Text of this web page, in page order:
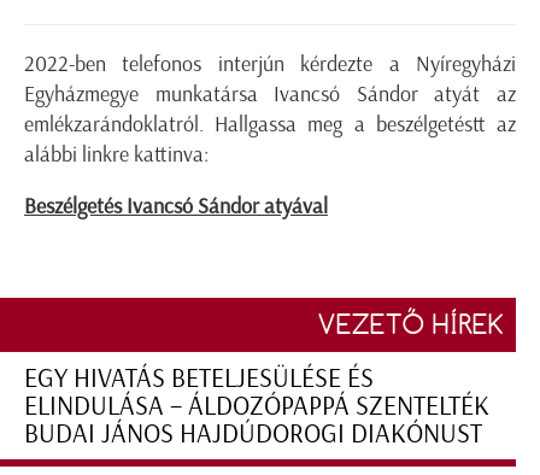
2022-ben telefonos interjún kérdezte a Nyíregyházi
Egyházmegye munkatársa Ivancsó Sándor atyát az
emlékzarándoklatról. Hallgassa meg a beszélgetéstt az
alábbi linkre kattinva:
Beszélgetés Ivancsó Sándor atyával
VEZETŐ HÍREK
EGY HIVATÁS BETELJESÜLÉSE ÉS
ELINDULÁSA – ÁLDOZÓPAPPÁ SZENTELTÉK
BUDAI JÁNOS HAJDÚDOROGI DIAKÓNUST